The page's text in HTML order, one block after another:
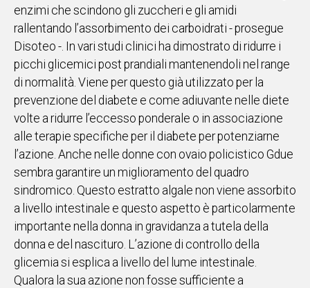
enzimi che scindono gli zuccheri e gli amidi
rallentando l’assorbimento dei carboidrati - prosegue
Disoteo -. In vari studi clinici ha dimostrato di ridurre i
picchi glicemici post prandiali mantenendoli nel range
di normalità. Viene per questo già utilizzato per la
prevenzione del diabete e come adiuvante nelle diete
volte a ridurre l’eccesso ponderale o in associazione
alle terapie specifiche per il diabete per potenziarne
l’azione. Anche nelle donne con ovaio policistico Gdue
sembra garantire un miglioramento del quadro
sindromico. Questo estratto algale non viene assorbito
a livello intestinale e questo aspetto è particolarmente
importante nella donna in gravidanza a tutela della
donna e del nascituro. L’azione di controllo della
glicemia si esplica a livello del lume intestinale.
Qualora la sua azione non fosse sufficiente a